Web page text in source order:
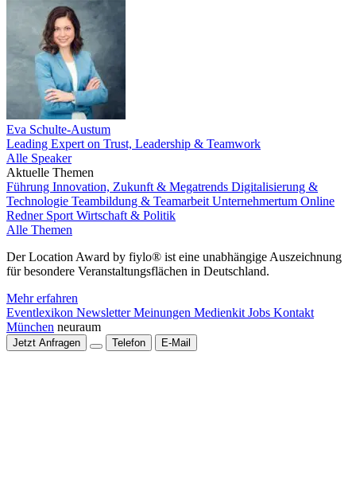
Eva Schulte-Austum
Leading Expert on Trust, Leadership & Teamwork
Alle Speaker
Aktuelle Themen
Führung Innovation, Zukunft & Megatrends Digitalisierung &
Technologie Teambildung & Teamarbeit Unternehmertum Online
Redner Sport Wirtschaft & Politik
Alle Themen
Der Location Award by fiylo® ist eine unabhängige Auszeichnung
für besondere Veranstaltungsflächen in Deutschland.
Mehr erfahren
Eventlexikon NewsletterMeinungen Medienkit Jobs Kontakt
München neuraum
Jetzt Anfragen Telefon E-Mail